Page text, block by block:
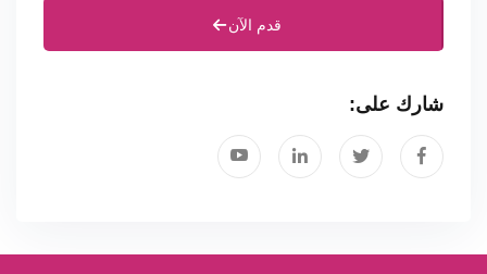
قدم الآن
شارك على: